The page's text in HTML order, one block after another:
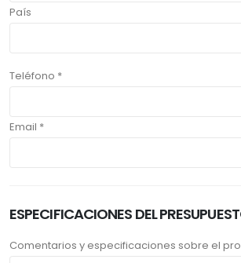
País
Teléfono *
Email *
ESPECIFICACIONES DEL
Comentarios y especificaciones sobre el